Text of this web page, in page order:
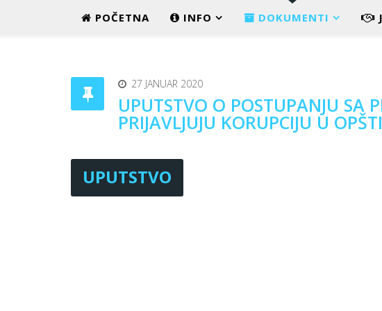
POČETNA INFO DOKUMENTI
27 JANUAR 2020
UPUTSTVO O POSTUPANJU SA
PRIJAVLJUJU KORUPCIJU U
UPUTSTVO